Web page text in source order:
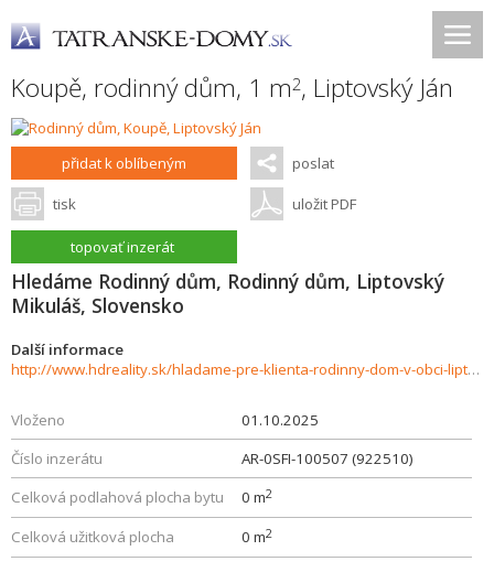
Koupě, rodinný dům, 1 m2, Liptovský Ján
přidat k oblíbeným poslat
tisk uložit PDF
topovať inzerát
Hledáme Rodinný dům, Rodinný dům, Liptovský
Mikuláš, Slovensko
Další informace
http://www.hdreality.sk/hladame-pre-klienta-rodinny-dom-v-obci-liptovsky-jan-937323
Vloženo
01.10.2025
Číslo inzerátu
AR-0SFI-100507 (922510)
Celková podlahová plocha bytu
0 m2
Celková užitková plocha 0 m2